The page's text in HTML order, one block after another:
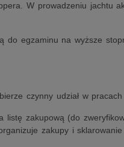
W prowadzeniu jachtu
do egzaminu na wyższe
czynny udział w pracach
listę zakupową (do
zakupy i